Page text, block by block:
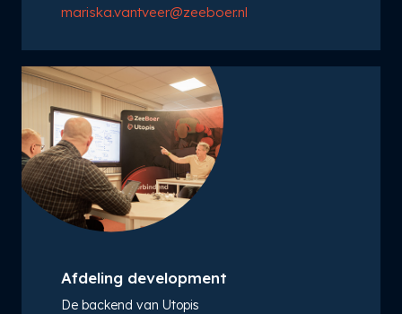
mariska.vantveer@zeeboer.nl
Afdeling development
De backend van Utopis